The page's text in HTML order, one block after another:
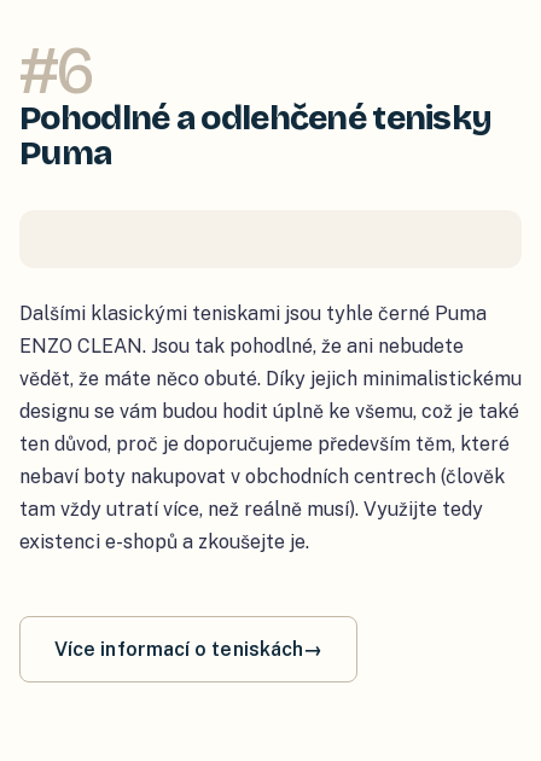
#6
Pohodlné a odlehčené tenisky
Puma
Dalšími klasickými teniskami jsou tyhle černé Puma
ENZO CLEAN. Jsou tak pohodlné, že ani nebudete
vědět, že máte něco obuté. Díky jejich minimalistickému
designu se vám budou hodit úplně ke všemu, což je také
ten důvod, proč je doporučujeme především těm, které
nebaví boty nakupovat v obchodních centrech (člověk
tam vždy utratí více, než reálně musí). Využijte tedy
existenci e-shopů a zkoušejte je.
Více informací o teniskách→